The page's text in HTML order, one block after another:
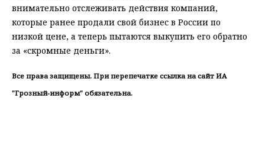
внимательно отслеживать действия компаний,
которые ранее продали свой бизнес в России по
низкой цене, а теперь пытаются выкупить его обратно
за «скромные деньги».
Все права защищены. При перепечатке ссылка на сайт ИА
"Грозный-информ" обязательна.